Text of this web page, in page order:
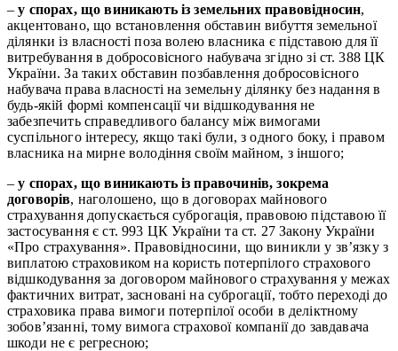
–у спорах, що виникають із земельних правовідносин,
акцентовано, що встановлення обставин вибуття земельної
ділянки із власності поза волею власника є підставою для її
витребування в добросовісного набувача згідно зі ст. 388 ЦК
України. За таких обставин позбавлення добросовісного
набувача права власності на земельну ділянку без надання в
будь-якій формі компенсації чи відшкодування не
забезпечить справедливого балансу між вимогами
суспільного інтересу, якщо такі були, з одного боку, і правом
власника на мирне володіння своїм майном, з іншого;
–у спорах, що виникають із правочинів, зокрема
договорів, наголошено, що в договорах майнового
страхування допускається суброгація, правовою підставою її
застосування є ст. 993 ЦК України та ст. 27 Закону України
«Про страхування». Правовідносини, що виникли у зв’язку з
виплатою страховиком на користь потерпілого страхового
відшкодування за договором майнового страхування у межах
фактичних витрат, засновані на суброгації, тобто переході до
страховика права вимоги потерпілої особи в деліктному
зобов’язанні, тому вимога страхової компанії до завдавача
шкоди не є регресною;